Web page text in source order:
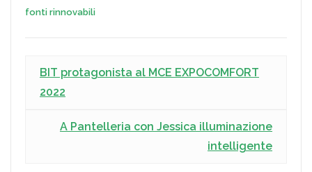
fonti rinnovabili
BIT protagonista al MCE EXPOCOMFORT
2022
A Pantelleria con Jessica illuminazione
intelligente